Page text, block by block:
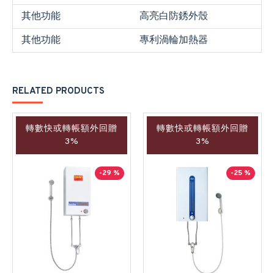
其他功能
高亮白防銹外殼
其他功能
專利渦輪加熱器
RELATED PRODUCTS
轉數快或轉帳額外回贈
3%
-29 %
轉數快或轉帳額外回贈
3%
-25 %